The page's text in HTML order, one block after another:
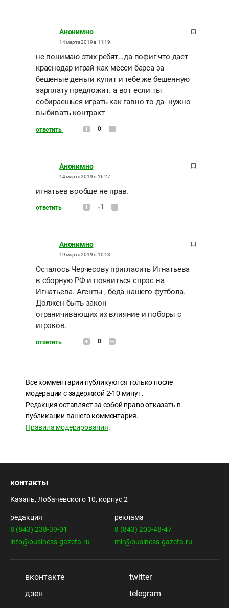
Анонимно
14 марта 2019 в 11:19
не понимаю этих ребят...да пофиг что дает
краснодар играй как месси барса за
бешеные деньги купит и тебе же бешенную
зарплату предложит. а вот если ты
собираешься играть как гавно то да- нужно
выбивать контракт
ответить 0
Анонимно
14 марта 2019 в 16:27
игнатьев вообще не прав.
ответить -1
Анонимно
19 марта 2019 в 10:13
Осталось Черчесову пригласить Игнатьева
в сборную РФ и появиться спрос на
Игнатьева. Агенты , беда нашего футбола.
Должен быть закон
ограничивающих их влияние и поборы с
игроков.
ответить 0
Все комментарии публикуются только после
модерации с задержкой 2-10 минут.
Редакция оставляет за собой право отказать в
публикации вашего комментария.
Правила модерирования.
контакты
Казань, Лобачевского 10, корпус 2
редакция
8 (843) 238-39-01
info@business-gazeta.ru
реклама
8 (843) 203-48-47
mir@business-gazeta.ru
вконтакте
twitter
дзен
telegram